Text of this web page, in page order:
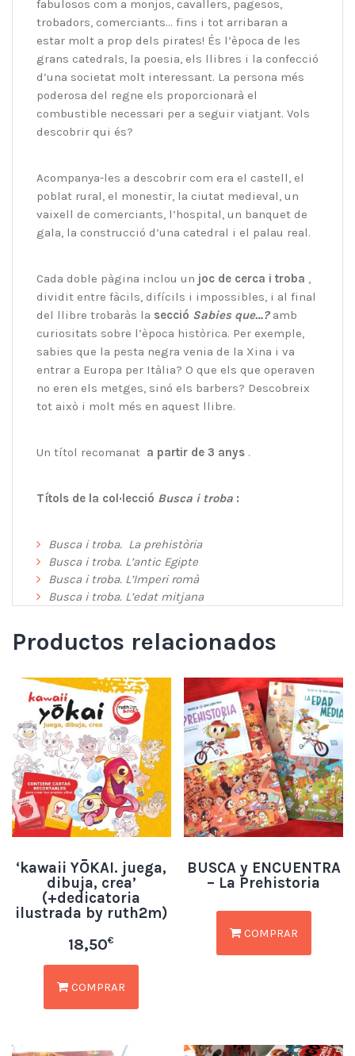
fabulosos com a monjos, cavallers, pagesos,
trobadors, comerciants… fins i tot arribaran a
estar molt a prop dels pirates! És l’època de les
grans catedrals, la poesia, els llibres i la confecció
d’una societat molt interessant. La persona més
poderosa del regne els proporcionarà el
combustible necessari per a seguir viatjant. Vols
descobrir qui és?
Acompanya-les a descobrir com era el castell, el
poblat rural, el monestir, la ciutat medieval, un
vaixell de comerciants, l’hospital, un banquet de
gala, la construcció d’una catedral i el palau real.
Cada doble pàgina inclou un joc de cerca i troba ,
dividit entre fàcils, difícils i impossibles, i al final
del llibre trobaràs la secció Sabies que…?amb
curiositats sobre l’època històrica. Per exemple,
sabies que la pesta negra venia de la Xina i va
entrar a Europa per Itàlia? O que els que operaven
no eren els metges, sinó els barbers? Descobreix
tot això i molt més en aquest llibre.
Un títol recomanat a partir de 3 anys .
Títols de la col·lecció Busca i troba :
Busca i troba. La prehistòria
Busca i troba. L’antic Egipte
Busca i troba. L’Imperi romà
Busca i troba. L’edat mitjana
Productos relacionados
‘kawaii YŌKAI. juega,
dibuja, crea’
(+dedicatoria
ilustrada by ruth2m)
18,50€
COMPRAR
BUSCA y ENCUENTRA
– La Prehistoria
COMPRAR